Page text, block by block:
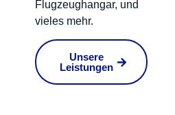
Flugzeughangar, und
vieles mehr.
Unsere
Leistungen